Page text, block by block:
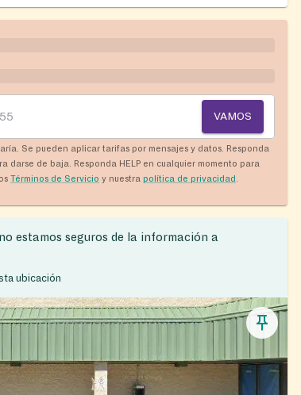
VAMOS
Se pueden aplicar tarifas por mensajes y datos. Responda
darse de baja. Responda HELP en cualquier momento para
Términos de Servicio y nuestra política de privacidad
estamos seguros de la información a
ubicación